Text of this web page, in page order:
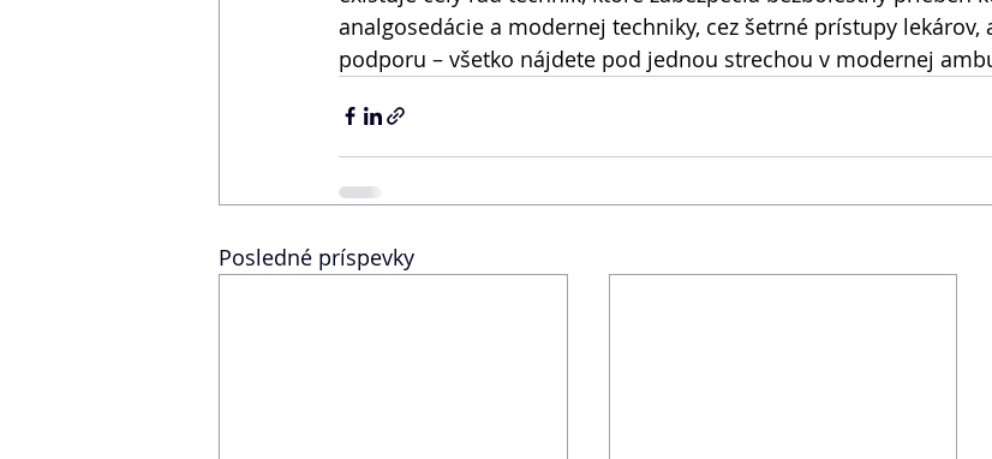
analgosedácie a modernej techniky, cez šetrné prístupy lekárov,
podporu – všetko nájdete pod jednou strechou v modernej
Posledné príspevky